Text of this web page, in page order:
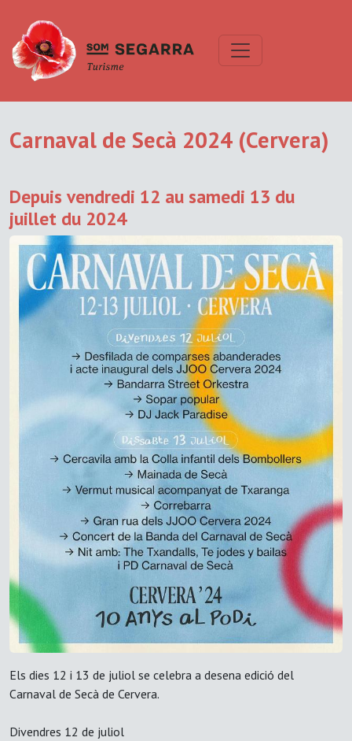
Carnaval de Secà 2024 (Cervera)
Depuis vendredi 12 au samedi 13 du
juillet du 2024
Els dies 12 i 13 de juliol se celebra a desena edició del
Carnaval de Secà de Cervera.
Divendres 12 de juliol